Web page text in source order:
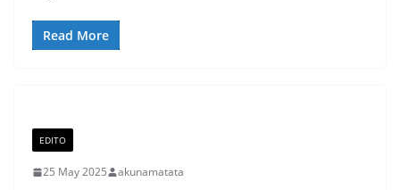
Read More
EDITO
25 May 2025 akunamatata